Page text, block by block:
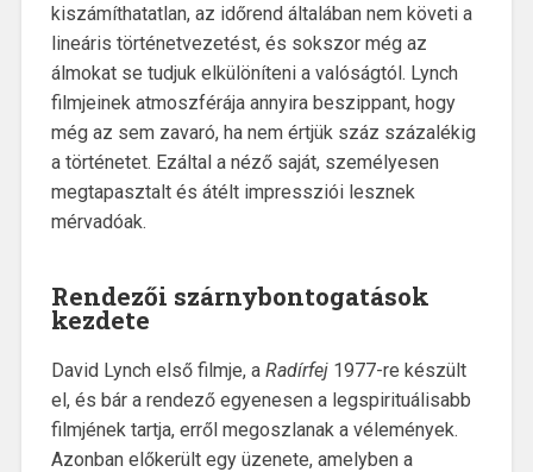
kiszámíthatatlan, az időrend általában nem követi a
lineáris történetvezetést, és sokszor még az
álmokat se tudjuk elkülöníteni a valóságtól. Lynch
filmjeinek atmoszférája annyira beszippant, hogy
még az sem zavaró, ha nem értjük száz százalékig
a történetet. Ezáltal a néző saját, személyesen
megtapasztalt és átélt impressziói lesznek
mérvadóak.
Rendezői szárnybontogatások
kezdete
David Lynch első filmje, a Radírfej1977-re készült
el, és bár a rendező egyenesen a legspirituálisabb
filmjének tartja, erről megoszlanak a vélemények.
Azonban előkerült egy üzenete, amelyben a